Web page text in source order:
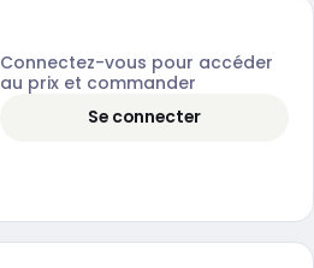
Connectez-vous pour accéder
au prix et commander
Se connecter